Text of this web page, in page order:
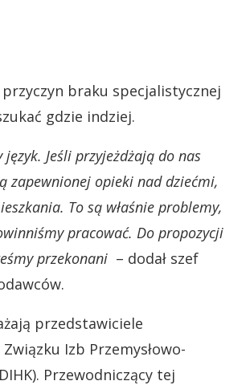
przyczyn braku specjalistycznej
gdzie indziej.
Jeśli przyjeżdżają do nas
zapewnionej opieki nad dziećmi,
To są właśnie problemy,
pracować. Do propozycji
przekonani – dodał szef
przedstawiciele
Izb Przemysłowo-
Przewodniczący tej